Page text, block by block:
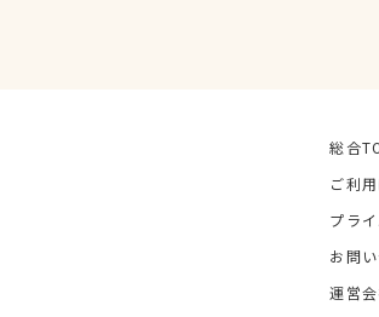
総合
ご利
プラ
お問
運営